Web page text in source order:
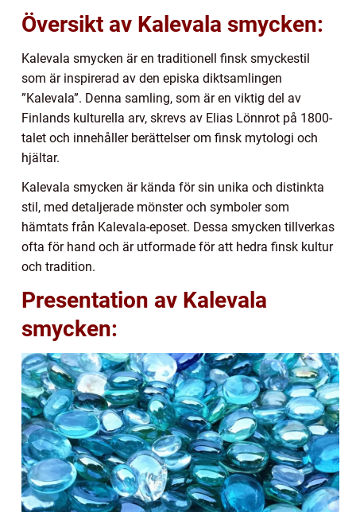
Översikt av Kalevala smycken:
Kalevala smycken är en traditionell finsk smyckestil
som är inspirerad av den episka diktsamlingen
”Kalevala”. Denna samling, som är en viktig del av
Finlands kulturella arv, skrevs av Elias Lönnrot på 1800-
talet och innehåller berättelser om finsk mytologi och
hjältar.
Kalevala smycken är kända för sin unika och distinkta
stil, med detaljerade mönster och symboler som
hämtats från Kalevala-eposet. Dessa smycken tillverkas
ofta för hand och är utformade för att hedra finsk kultur
och tradition.
Presentation av Kalevala
smycken: